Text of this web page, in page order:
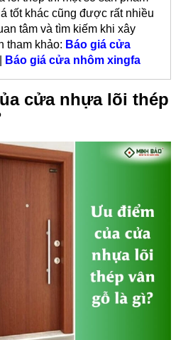
tốt khác cũng được rất nhiều
tâm và tìm kiếm khi xây
tham khảo: Báo giá cửa
Báo giá cửa nhôm xingfa
cửa nhựa lõi thép